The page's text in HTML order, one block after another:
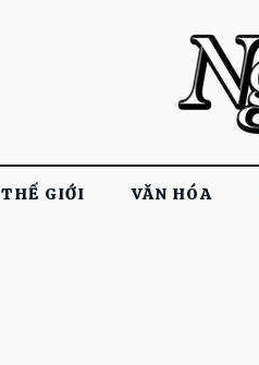
THẾ GIỚI VĂN HÓA